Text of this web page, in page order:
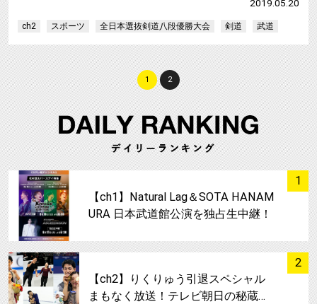
2019.05.20
ch2 スポーツ 全日本選抜剣道八段優勝大会 剣道 武道
1 2
1
【ch1】Natural Lag＆SOTA HANAM
URA 日本武道館公演を独占生中継！
2
サムネイル
【ch2】りくりゅう引退スペシャル
まもなく放送！テレビ朝日の秘蔵…